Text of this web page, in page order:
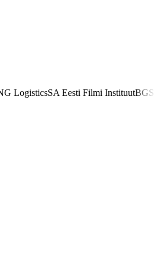
SA Eesti Filmi InstituutBGS Aero